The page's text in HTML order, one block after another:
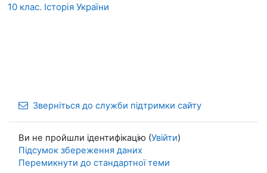
10 клас. Історія України
Зверніться до служби підтримки сайту
Ви не пройшли ідентифікацію (Увійти)
Підсумок збереження даних
Перемикнути до стандартної теми